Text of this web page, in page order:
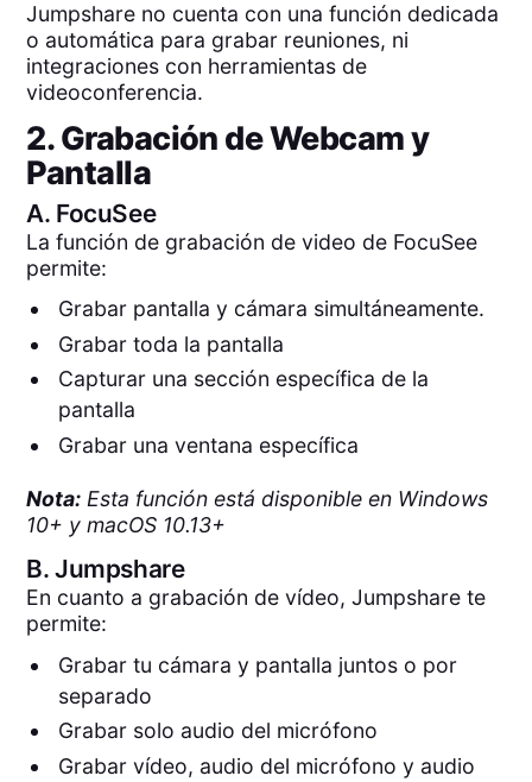
Jumpshare no cuenta con una función dedicada
o automática para grabar reuniones, ni
integraciones con herramientas de
videoconferencia.
2. Grabación de Webcam y
Pantalla
A. FocuSee
La función de grabación de video de FocuSee
permite:
Grabar pantalla y cámara simultáneamente.
Grabar toda la pantalla
Capturar una sección específica de la
pantalla
Grabar una ventana específica
Nota: Esta función está disponible en Windows
10+ y macOS 10.13+
B.Jumpshare
En cuanto a grabación de vídeo, Jumpshare te
permite:
Grabar tu cámara y pantalla juntos o por
separado
Grabar solo audio del micrófono
Grabar vídeo, audio del micrófono y audio